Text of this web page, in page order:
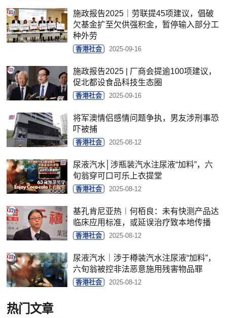
施政报告2025｜劳联提45项建议，倡破
欠基金扩至欠供强积金，暂停输入部分工
种外劳
香港社会 2025-09-16
施政报告2025 | 厂商会提逾100项建议，
促北都设食品科技生态圈
香港社会 2025-09-16
将军澳情侣感情问题争执，男友涉刑事恐
吓被捕
香港社会 2025-08-12
尿液汽水│涉瓶装汽水注尿液“加料”，六
旬翁穿可口可乐上衣提堂
香港社会 2025-08-12
基孔肯尼亚热︱何栢良：未有快测产品达
临床应用标准，或延误治疗致本地传播
香港社会 2025-08-12
尿液汽水｜涉于樽装汽水注尿液“加料”，
六旬翁被控非法恶意施用残害物品罪
香港社会 2025-08-12
热门文章